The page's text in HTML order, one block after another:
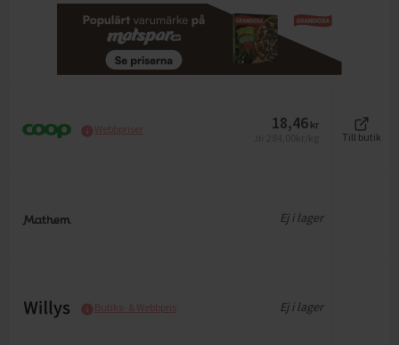
Webbpriser 18,46 kr
Till butik
Ej i lager
Butiks- & Webbpris Ej i lager